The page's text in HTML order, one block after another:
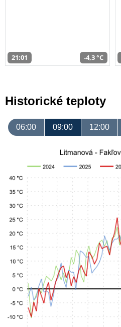
21:01 -4,3 °C
Historické teploty
06:00 09:00 12:00